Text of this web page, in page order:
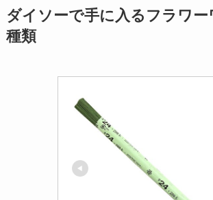
ダイソーで手に入るフラワー
種類